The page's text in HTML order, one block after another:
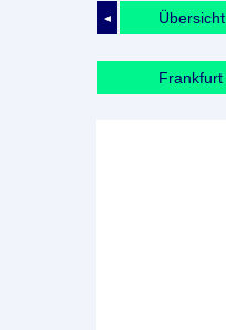
◄ Übersicht
Frankfurt